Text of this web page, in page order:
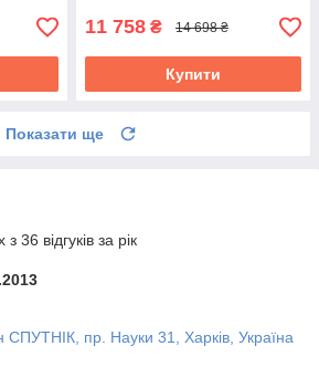
11 758 ₴ 14 698 ₴
Купити
Показати ще
36 відгуків за рік
пр. Науки 31, Харків, Україна